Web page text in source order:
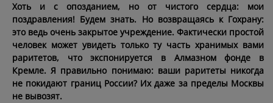
Хоть и с опозданием, но от чистого сердца: мои
поздравления! Будем знать. Но возвращаясь к Гохрану:
это ведь очень закрытое учреждение. Фактически простой
человек может увидеть только ту часть хранимых вами
раритетов, что экспонируется в Алмазном фонде в
Кремле. Я правильно понимаю: ваши раритеты никогда
не покидают границ России? Их даже за пределы Москвы
не вывозят.